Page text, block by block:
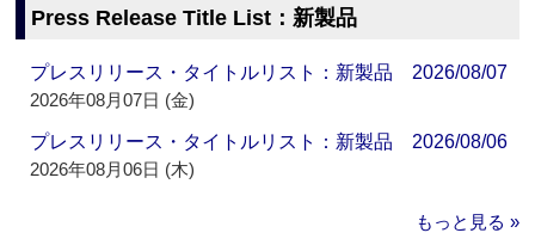
Press Release Title List：新製品
プレスリリース・タイトルリスト：新製品 2026/08/07
2026年08月07日 (金)
プレスリリース・タイトルリスト：新製品 2026/08/06
2026年08月06日 (木)
もっと見る »